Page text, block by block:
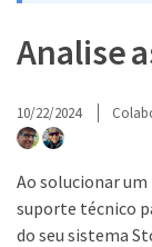
Analise
10/22/2024
Ao solucionar
suporte técnico
do seu sistema